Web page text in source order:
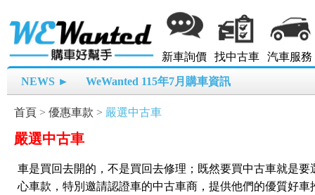
新車詢價 找中古車 汽車服務
NEWS ► WeWanted 115年7月購車資訊
首頁 > 優惠車款 > 嚴選中古車
嚴選中古車
車是買回去開的，不是買回去修理；既然要買中古車就是要
心車款，特別邀請認證車的中古車商，提供他們的優質好